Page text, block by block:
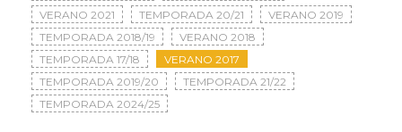
VERANO 2021
TEMPORADA 20/21
VERANO 2019
TEMPORADA 2018/19
VERANO 2018
TEMPORADA 17/18
VERANO 2017
TEMPORADA 2019/20
TEMPORADA 21/22
TEMPORADA 2024/25